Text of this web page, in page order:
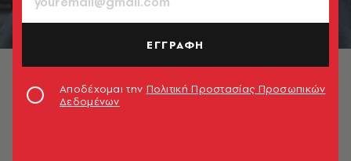
Βασίλης Μπογάκος © Πηνελόπη Μασούρη
ΕΓΓΡΑΦΗ
Αποδέχομαι την Πολιτική Προστασίας Προσωπικών
Δεδομένων